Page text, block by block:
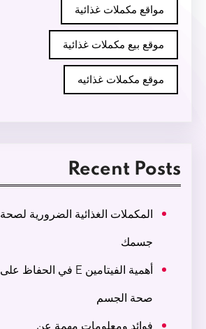
مواقع مكملات غذائية
موقع بيع مكملات غذائية
موقع مكملات غذائيه
Recent Posts
المكملات الغذائية الضرورية لصحة
جسمك
أهمية الفيتامين E في الحفاظ على
صحة الجسم
فوائد ومعلومات مهمة عن